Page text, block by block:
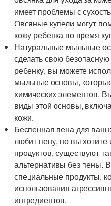
имеет проблемы с
Овсяные купели могут
кожу ребенка во время
Натуральные мыльные
сделать свою
ребенку, вы можете
мыльные основы,
химических элементов.
виды этой основы,
кожи.
Беспенная пена для
любит пену, но вы
продуктов, существуют
альтернативы без пены.
специальные продукты,
использования
ингредиентов.